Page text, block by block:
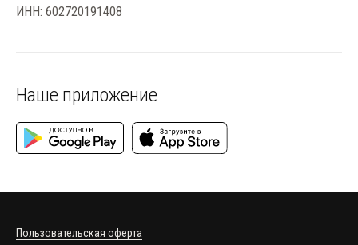
Наше приложение
ИНН: 602720191408
Пользовательская оферта